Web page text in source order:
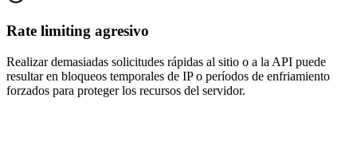
Rate limiting agresivo
Realizar demasiadas solicitudes rápidas al sitio o a la API puede
resultar en bloqueos temporales de IP o períodos de enfriamiento
forzados para proteger los recursos del servidor.